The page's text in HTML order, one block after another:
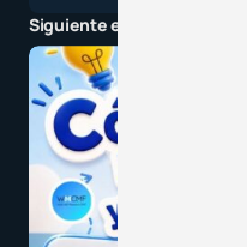
Siguiente entrada